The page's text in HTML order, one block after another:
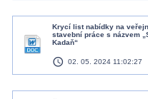
Krycí list nabídky na
stavební práce s názvem
Kadaň“
access_time 02. 05. 2024 11:02:27